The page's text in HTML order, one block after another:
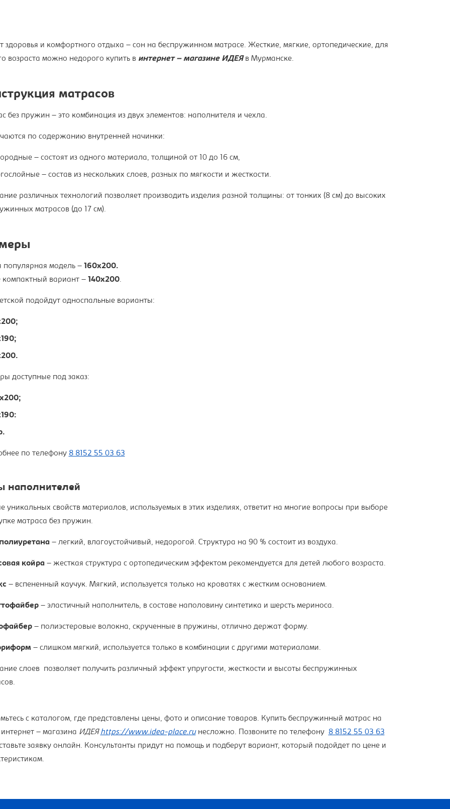
здоровья и комфортного отдыха – сон на беспружинном матрасе. Жесткие, мягкие, ортопедические, для
возраста можно недорого купить в интернет – магазине ИДЕЯв Мурманске.
матрасов
без пружин – это комбинация из двух элементов: наполнителя и чехла.
по содержанию внутренней начинки:
– состоят из одного материала, толщиной от 10 до 16 см,
– состав из нескольких слоев, разных по мягкости и жесткости.
различных технологий позволяет производить изделия разной толщины: от тонких (8 см) до высоких
матрасов (до 17 см).
популярная модель – 160х200.
компактный вариант – 140х200.
подойдут односпальные варианты:
доступные под заказ:
по телефону 8 8152 55 03 63
наполнителей
уникальных свойств материалов, используемых в этих изделиях, ответит на многие вопросы при выборе
матраса без пружин.
– легкий, влагоустойчивый, недорогой. Структура на 90 % состоит из воздуха.
койра– жесткая структура с ортопедическим эффектом рекомендуется для детей любого возраста.
– вспененный каучук. Мягкий, используется только на кроватях с жестким основанием.
– эластичный наполнитель, в составе наполовину синтетика и шерсть мериноса.
– полиэстеровые волокна, скрученные в пружины, отлично держат форму.
– слишком мягкий, используется только в комбинации с другими материалами.
слоев позволяет получить различный эффект упругости, жесткости и высоты беспружинных
с каталогом, где представлены цены, фото и описание товаров. Купить беспружинный матрас на
интернет – магазина ИДЕЯ https://www.idea-place.ru несложно. Позвоните по телефону 8 8152 55 03 63
заявку онлайн. Консультанты придут на помощь и подберут вариант, который подойдет по цене и